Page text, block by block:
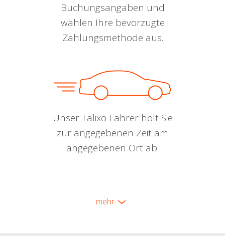
Buchungsangaben und
wählen Ihre bevorzugte
Zahlungsmethode aus.
Unser Talixo Fahrer holt Sie
zur angegebenen Zeit am
angegebenen Ort ab.
mehr